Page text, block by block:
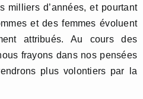
milliers d’années, et pourtant
et des femmes évoluent
attribués. Au cours des
frayons dans nos pensées
plus volontiers par la